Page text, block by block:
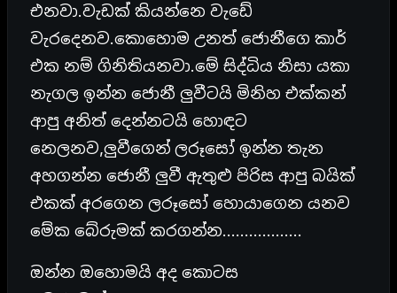
එනවා.වැඩක් කියන්නෙ වැඩේ
වැරදෙනව.කොහොම උනත් ජොනීගෙ කාර්
එක නම් ගිනිතියනවා.මේ සිද්ධිය නිසා යකා
නැගල ඉන්න ජොනී ලුවීටයි මිනිහ එක්කන්
ආපු අනිත් දෙන්නටයි හොඳට
නෙලනව,ලුවීගෙන් ලරූසෝ ඉන්න තැන
අහගන්න ජොනී ලුවී ඇතුළු පිරිස ආපු බයික්
එකක් අරගෙන ලරූසෝ හොයාගෙන යනව
මේක බේරුමක් කරගන්න………………
ඔන්න ඔහොමයි අද කොටස